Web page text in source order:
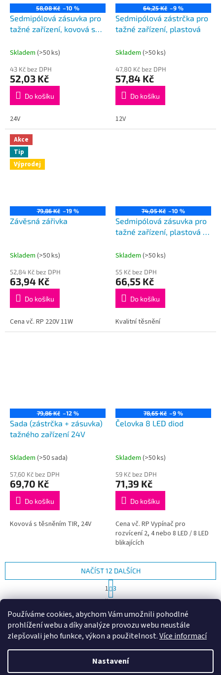
Používáme cookies, abychom Vám umožnili pohodlné
prohlížení webu a díky analýze provozu webu neustále
zlepšovali jeho funkce, výkon a použitelnost.Více informací
Nastavení
58,08 Kč –10 %
Sedmipólová zásuvka pro
tažné zařízení, kovová s
Skladem (>50 ks)
43 Kč bez DPH
52,03 Kč
Do košíku
24V
64,25 Kč –9 %
Sedmipólová zástrčka pro
tažné zařízení, plastová
Skladem (>50 ks)
47,80 Kč bez DPH
57,84 Kč
Do košíku
12V
Akce
Tip
Výprodej
79,86 Kč –19 %
Závěsná zářivka
Skladem (>50 ks)
52,84 Kč bez DPH
63,94 Kč
Do košíku
Cena vč. RP 220V 11W
74,05 Kč –10 %
Sedmipólová zásuvka pro
tažné zařízení, plastová s
Skladem (>50 ks)
55 Kč bez DPH
66,55 Kč
Do košíku
Kvalitní těsnění
79,86 Kč –12 %
Sada (zástrčka + zásuvka)
tažného zařízení 24V
Skladem (>50 sada)
57,60 Kč bez DPH
69,70 Kč
Do košíku
Kovová s těsněním TIR, 24V
78,65 Kč –9 %
Čelovka 8 LED diod
Skladem (>50 ks)
59 Kč bez DPH
71,39 Kč
Do košíku
Cena vč. RP Vypínač pro
rozvícení 2, 4 nebo 8 LED / 8 LED
blikajících
O
l
á
d
c
í
p
NAČÍST 12 DALŠÍCH
t
r
á
n
k
o
v
á
n
1 3
27položek celkem
NAHORU
Vytvořil Shoptet